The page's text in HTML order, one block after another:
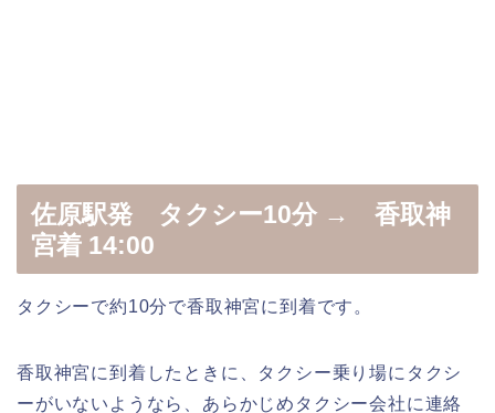
佐原駅発 タクシー10分 → 香取神
宮着 14:00
タクシーで約10分で香取神宮に到着です。
香取神宮に到着したときに、タクシー乗り場にタクシ
ーがいないようなら、あらかじめタクシー会社に連絡